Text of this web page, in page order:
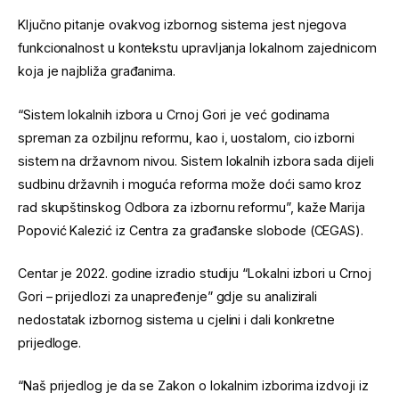
Ključno pitanje ovakvog izbornog sistema jest njegova
funkcionalnost u kontekstu upravljanja lokalnom zajednicom
koja je najbliža građanima.
“Sistem lokalnih izbora u Crnoj Gori je već godinama
spreman za ozbiljnu reformu, kao i, uostalom, cio izborni
sistem na državnom nivou. Sistem lokalnih izbora sada dijeli
sudbinu državnih i moguća reforma može doći samo kroz
rad skupštinskog Odbora za izbornu reformu”, kaže Marija
Popović Kalezić iz Centra za građanske slobode (CEGAS).
Centar je 2022. godine izradio studiju “Lokalni izbori u Crnoj
Gori – prijedlozi za unapređenje” gdje su analizirali
nedostatak izbornog sistema u cjelini i dali konkretne
prijedloge.
“Naš prijedlog je da se Zakon o lokalnim izborima izdvoji iz